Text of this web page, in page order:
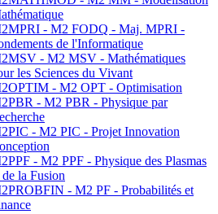
- M2 FODQ - Maj. MPRI -
de l'Informatique
- M2 MSV - Mathématiques
les Sciences du Vivant
- M2 OPT - Optimisation
- M2 PBR - Physique par
- M2 PIC - Projet Innovation
- M2 PPF - Physique des Plasmas
de la Fusion
- M2 PF - Probabilités et